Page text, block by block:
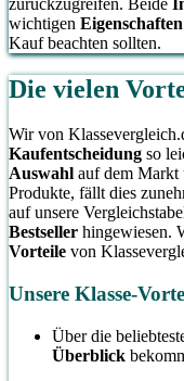
wichtigen Eigenschaften
Kauf beachten sollten.
Die vielen
Wir von
Kaufentscheidung so
Auswahl auf dem Markt
Produkte, fällt dies
auf unsere
Bestseller hingewiesen.
Vorteile von
Unsere Klasse-
Über die
Überblick